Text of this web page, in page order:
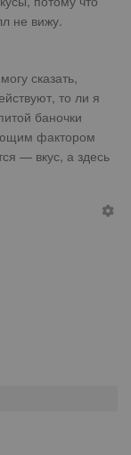
не вижу.
сказать,
то ли я
баночки
фактором
— вкус, а здесь